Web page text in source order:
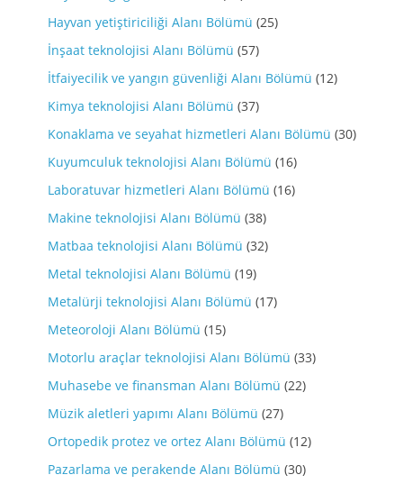
Hayvan yetiştiriciliği Alanı Bölümü (25)
İnşaat teknolojisi Alanı Bölümü (57)
İtfaiyecilik ve yangın güvenliği Alanı Bölümü (12)
Kimya teknolojisi Alanı Bölümü (37)
Konaklama ve seyahat hizmetleri Alanı Bölümü (30)
Kuyumculuk teknolojisi Alanı Bölümü (16)
Laboratuvar hizmetleri Alanı Bölümü (16)
Makine teknolojisi Alanı Bölümü (38)
Matbaa teknolojisi Alanı Bölümü (32)
Metal teknolojisi Alanı Bölümü (19)
Metalürji teknolojisi Alanı Bölümü (17)
Meteoroloji Alanı Bölümü (15)
Motorlu araçlar teknolojisi Alanı Bölümü (33)
Muhasebe ve finansman Alanı Bölümü (22)
Müzik aletleri yapımı Alanı Bölümü (27)
Ortopedik protez ve ortez Alanı Bölümü (12)
Pazarlama ve perakende Alanı Bölümü (30)